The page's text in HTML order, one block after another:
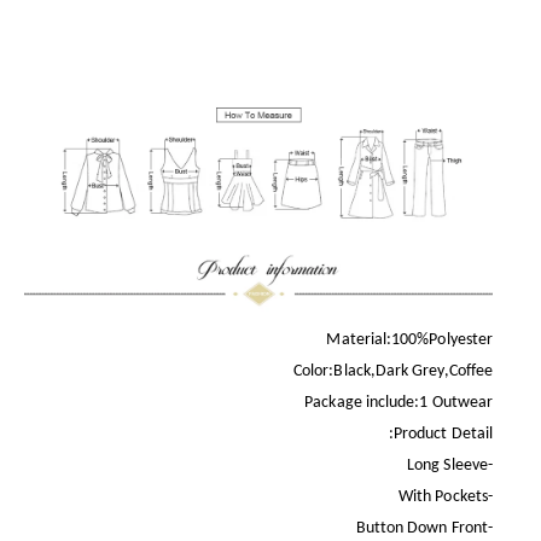
Material:100%Polyester
Color:Black,Dark Grey,Coffee
Package include:1 Outwear
Product Detail:
-Long Sleeve
-With Pockets
-Button Down Front